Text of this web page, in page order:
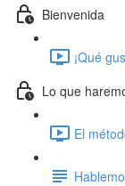
Bienvenida
¡Qué
Lo que
El